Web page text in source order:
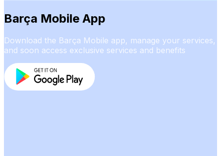
Barça Mobile App
Download the Barça Mobile app, manage your services,
and soon access exclusive services and benefits